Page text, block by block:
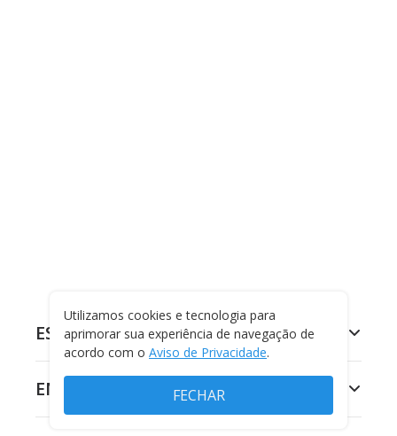
ESPORTES
ENTRETENIMENTO
Utilizamos cookies e tecnologia para
aprimorar sua experiência de navegação de
acordo com o Aviso de Privacidade.
FECHAR